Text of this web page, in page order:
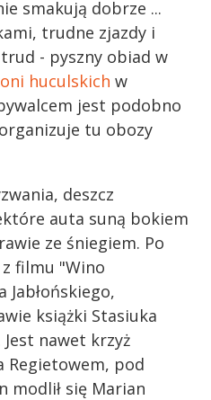
smakują dobrze ...
trudne zjazdy i
- pyszny obiad w
huculskich w
jest podobno
tu obozy
deszcz
auta suną bokiem
ze śniegiem. Po
filmu "Wino
Jabłońskiego,
książki Stasiuka
nawet krzyż
Regietowem, pod
modlił się Marian